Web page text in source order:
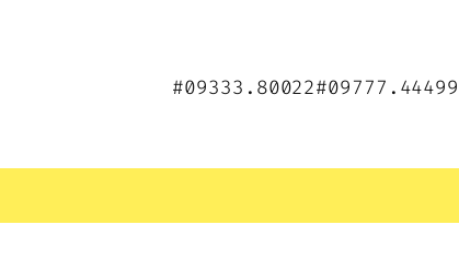
#09333.80022#09777.44499